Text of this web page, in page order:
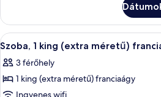
queen
(nagyméretű)
franciaágy
franciaágy
további
részletei
A
következő
szoba
összes
Egy
2
Szoba, 1 king (extra méretű)
3 férőhely
1 king (extra méretű) franciaágy
Ingyenes wifi